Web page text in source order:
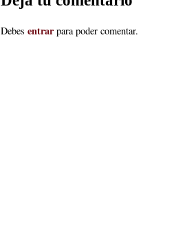
Debes entrarpara poder comentar.